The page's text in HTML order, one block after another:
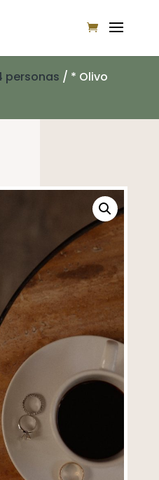
personas / * Olivo